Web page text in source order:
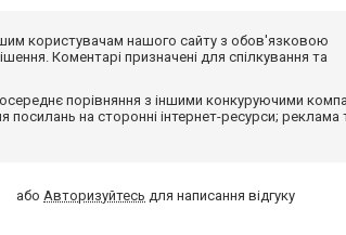
користувачам нашого сайту з обов'язковою
Коментарі призначені для спілкування та
порівняння з іншими конкуруючими
посилань на сторонні інтернет-ресурси; реклама
або Авторизуйтесь для написання відгуку